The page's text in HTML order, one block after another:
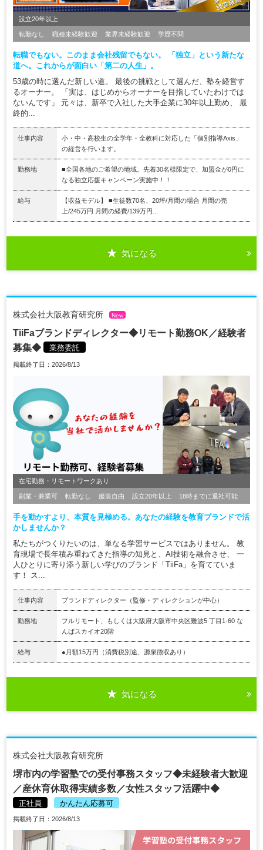
設立20年以上
転勤なし 職種未経験歓迎 業界未経験歓迎 学歴不問
転職でもない。このまま会社残留でもない。 「独立」という新たな
道へ。これからが面白い「第二の人生」。
53歳の時に選んだ新しい道。 最後の挑戦として選んだ、塾を経営す
るオーナー。 「実は、はじめからオーナーを目指していたわけでは
ないんです」 元々は、新卒で入社した大手企業に30年以上勤め、 最
終的...
仕事内容
小・中・高校生の全学年・全教科に対応した「個別指導Axis」
の経営を行います。
勤務地
■全国各地のご希望の地域。先着30名様限定で、加盟金が0円に
なる独立応援キャンペーン実施中！！
給与
【収益モデル】 ■生徒数70名、20坪/月間の場合 月間の売
上/245万円 月間の経費/139万円...
気になる
株式会社大阪教育研究所 New
TiiFaブランドディレクター◆リモート勤務OK／経験者
募集◆
業務委託
掲載終了日：2026/8/13
在宅勤務・リモートワークあり
副業・兼業可 転勤なし 服装自由 設立20年以上 18時までに退社可能
手を動かすより、本質を見極める。あなたの経験を教育ブランドで活
かしませんか？
私たちがつくりたいのは、単なる学習サービスではありません。 教
育現場で長年積み重ねてきた指導の知見と、AI技術を融合させ、 一
人ひとりに寄り添う新しい学びのブランド「TiiFa」を育てていま
す！ ス...
仕事内容 ブランドディレクター（監修・ディレクションが中心）
勤務地
フルリモート、もしくは大阪府大阪市中央区難波5 丁目1-60 な
んばスカイオ20階
給与 ●月額15万円（消費税別途、源泉徴収あり）
気になる
株式会社大阪教育研究所
堺市内の学習塾での受付事務スタッフ◆未経験者大歓迎
／産休育休取得実績多数／女性スタッフ活躍中◆
正社員 かんたん応募可
掲載終了日：2026/8/13